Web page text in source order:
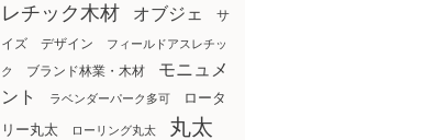
レチック木材
オブジェ
サ
イズ
デザイン フィールドアスレチッ
ク ブランド林業・木材
モニュメ
ント
ラベンダーパーク多可
ロータ
リー丸太
ローリング丸太 丸太